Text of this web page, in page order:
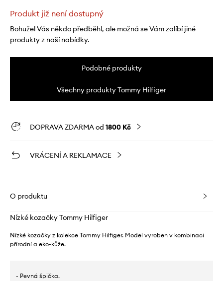
Produkt již není dostupný
Bohužel Vás někdo předběhl, ale možná se Vám zalíbí jiné
produkty z naší nabídky.
Podobné produkty
Všechny produkty Tommy Hilfiger
DOPRAVA ZDARMA od 1800 Kč
VRÁCENÍ A REKLAMACE
O produktu
Nízké kozačky Tommy Hilfiger
Nízké kozačky z kolekce Tommy Hilfiger. Model vyroben v kombinaci
přírodní a eko-kůže.
- Pevná špička.